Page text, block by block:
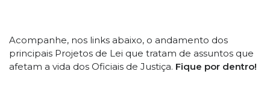
Acompanhe, nos links abaixo, o andamento dos
principais Projetos de Lei que tratam de assuntos que
afetam a vida dos Oficiais de Justiça. Fique por dentro!